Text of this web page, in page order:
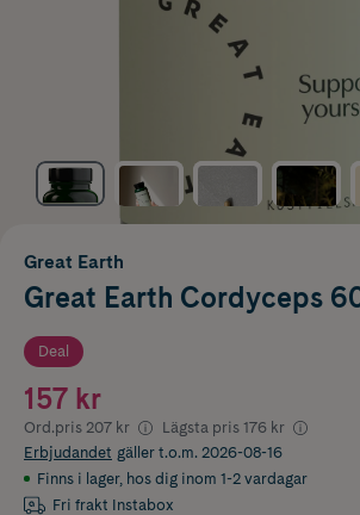
Great Earth
Great Earth Cordyceps
Deal
157 kr
Ord.pris 207 kr Lägsta pris 176 kr
Erbjudandet gäller t.o.m. 2026-08-16
Finns i lager, hos dig inom 1-2 vardagar
Fri frakt Instabox